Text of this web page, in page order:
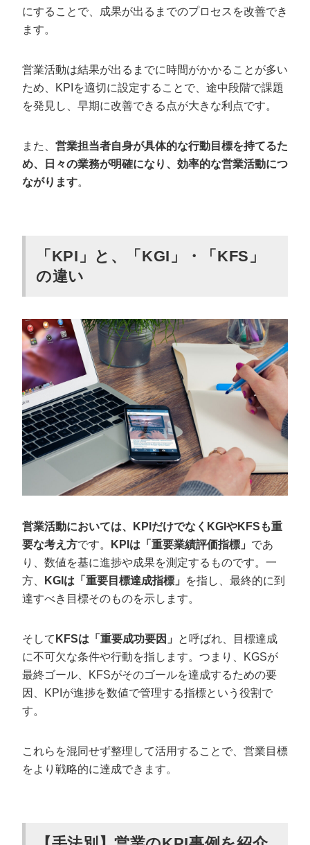
営業を効率化できる
担当者のモチベーションを高められる
営業チーム全体で意志が統一できる
営業活動でのKPIの立て方4ステップ
KGIを設定する
現在の営業プロセスを細分化する
「KPIツリー」とは？作り方4ステップ
項目をKGIから近い順に並び替える
KPIにならない項目や重複がないか確認する
営業のKPIを設計する6つのポイント
自社の製品・サービスに合うKPIを設定する
営業担当者がコントロールできる指標を設定する
「SMARTの法則」を意識する
現実的な数値を設定する
KPIが実現可能かどうか検証する
まとめ
にすることで、成果が出るまでのプロセスを改善でき
ます。
営業活動は結果が出るまでに時間がかかることが多い
ため、KPIを適切に設定することで、途中段階で課題
を発見し、早期に改善できる点が大きな利点です。
また、 営業担当者自身が具体的な行動目標を持てるた
め、日々の業務が明確になり、効率的な営業活動につ
ながります。
「KPI」と、「KGI」・「KFS」
の違い
営業活動においては、KPIだけでなくKGIやKFSも重
要な考え方です。 KPIは「重要業績評価指標」 であ
り、数値を基に進捗や成果を測定するものです。一
方、
KGIは「重要目標達成指標」
を指し、最終的に到
達すべき目標そのものを示します。
そして KFSは「重要成功要因」
と呼ばれ、目標達成
に不可欠な条件や行動を指します。つまり、KGSが
最終ゴール、KFSがそのゴールを達成するための要
因、KPIが進捗を数値で管理する指標という役割で
す。
これらを混同せず整理して活用することで、営業目標
をより戦略的に達成できます。